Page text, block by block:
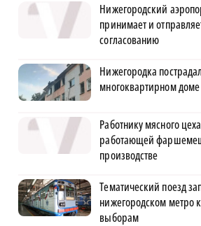
Нижегородский
принимает и
согласованию
Нижегородка
многоквартирном
Работнику мясного
работающей
производстве
Тематический поезд
нижегородском метро
выборам